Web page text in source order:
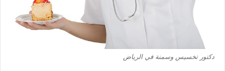
دكتور تخسيس وسمنة في الرياض